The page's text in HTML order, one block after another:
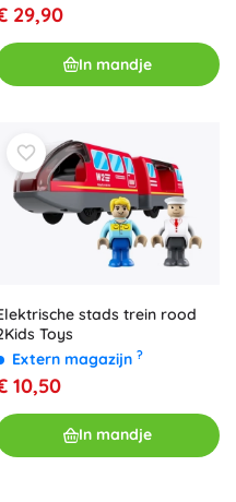
29,90
In mandje
stads trein rood
Toys
Extern magazijn ?
10,50
In mandje